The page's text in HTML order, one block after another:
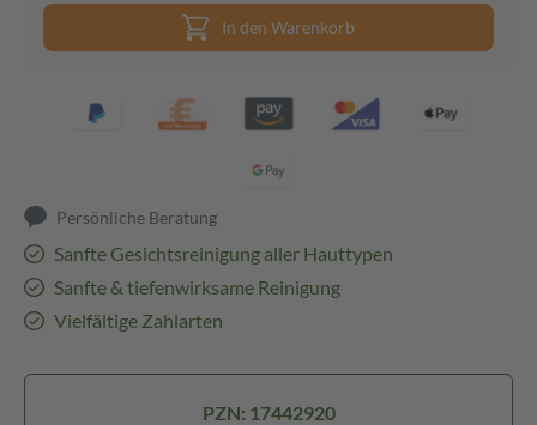
In den Warenkorb
Persönliche Beratung
Sanfte Gesichtsreinigung aller Hauttypen
Sanfte & tiefenwirksame Reinigung
Vielfältige Zahlarten
PZN: 17442920